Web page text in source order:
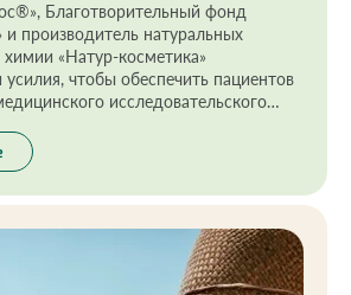
Благотворительный фонд
производитель натуральных
«Натур-косметика»
чтобы обеспечить пациентов
исследовательского
Рогачева безопасным
на год вперед.